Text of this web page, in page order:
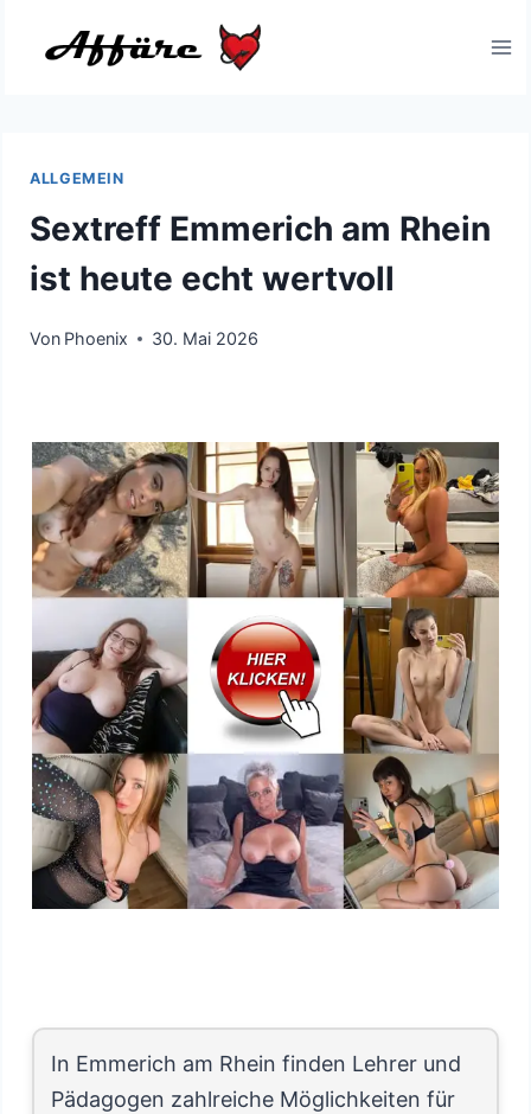
Inhalt
ALLGEMEIN
Sextreff Emmerich am Rhein
ist heute echt wertvoll
Von Phoenix 30. Mai 2026
In Emmerich am Rhein finden Lehrer und
Pädagogen zahlreiche Möglichkeiten für